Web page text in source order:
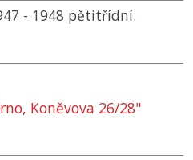
- 1948 pětitřídní.
Koněvova 26/28"